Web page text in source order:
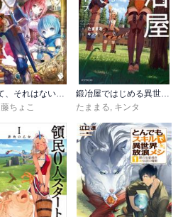
八男って、それはないでしょう！
藤ちょこ
鍛冶屋ではじめる異世界スローライフ
たままる, キンタ